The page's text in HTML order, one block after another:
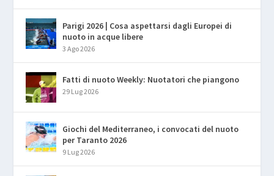
Parigi 2026 | Cosa aspettarsi dagli Europei di
nuoto in acque libere
3 Ago 2026
Fatti di nuoto Weekly: Nuotatori che piangono
29 Lug 2026
Giochi del Mediterraneo, i convocati del nuoto
per Taranto 2026
9 Lug 2026